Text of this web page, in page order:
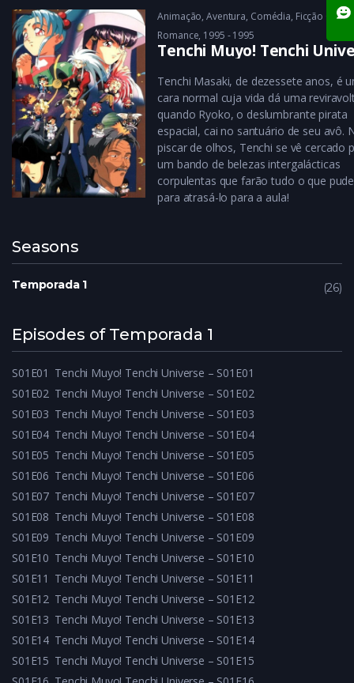
Animação,Aventura, Comédia, Ficção
Romance 1995 - 1995
Tenchi Muyo! Tenchi
Tenchi Masaki, de dezessete anos, é
cara normal cuja vida dá uma
quando Ryoko, o deslumbrante pirata
espacial, cai no santuário de seu avô.
piscar de olhos, Tenchi se vê cercado
um bando de belezas intergalácticas
corpulentas que farão tudo o que
para atrasá-lo para a aula!
Seasons
Temporada 1 26
Episodes of Temporada 1
S01E01 Tenchi Muyo! Tenchi Universe – S01E01
S01E02 Tenchi Muyo! Tenchi Universe – S01E02
S01E03 Tenchi Muyo! Tenchi Universe – S01E03
S01E04 Tenchi Muyo! Tenchi Universe – S01E04
S01E05 Tenchi Muyo! Tenchi Universe – S01E05
S01E06 Tenchi Muyo! Tenchi Universe – S01E06
S01E07 Tenchi Muyo! Tenchi Universe – S01E07
S01E08 Tenchi Muyo! Tenchi Universe – S01E08
S01E09 Tenchi Muyo! Tenchi Universe – S01E09
S01E10 Tenchi Muyo! Tenchi Universe – S01E10
S01E11 Tenchi Muyo! Tenchi Universe – S01E11
S01E12 Tenchi Muyo! Tenchi Universe – S01E12
S01E13 Tenchi Muyo! Tenchi Universe – S01E13
S01E14 Tenchi Muyo! Tenchi Universe – S01E14
S01E15 Tenchi Muyo! Tenchi Universe – S01E15